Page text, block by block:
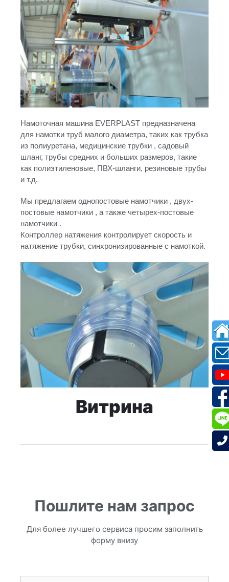
Намоточная машина EVERPLAST предназначена
для намотки труб малого диаметра, таких как трубка
из полиуретана, медицинские трубки , садовый
шланг, трубы средних и больших размеров, такие
как полиэтиленовые, ПВХ-шланги, резиновые трубы
и т.д.
Мы предлагаем однопостовые намотчики , двух-
постовые намотчики , а также четырех-постовые
намотчики .
Контроллер натяжения контролирует скорость и
натяжение трубки, синхронизированные с намоткой.
Витрина
Пошлите нам запрос
Для более лучшего сервиса просим заполнить
форму внизу